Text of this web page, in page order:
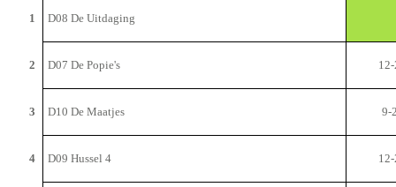
1 D08 De Uitdaging
2 D07 De Popie's
3 D10 De Maatjes 9-
4 D09 Hussel 4